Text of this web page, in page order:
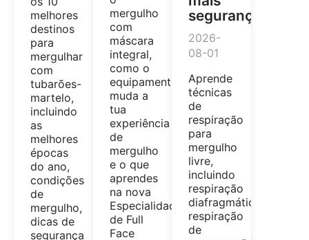
melhores
destinos
para
mergulhar
com
tubarões-
martelo,
incluindo
as
melhores
épocas
do ano,
condições
de
mergulho,
dicas de
segurança
mergulho
com
máscara
integral,
como o
equipamento
muda a
tua
experiência
de
mergulho
e o que
aprendes
na nova
Especialidade
de Full
Face
segurança
2026-
08-01
Aprende
técnicas
de
respiração
para
mergulho
livre,
incluindo
respiração
diafragmática,
respiração
de